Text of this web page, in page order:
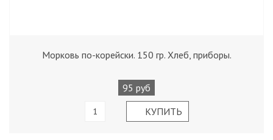
Морковь по-корейски. 150 гр. Хлеб, приборы.
95 руб